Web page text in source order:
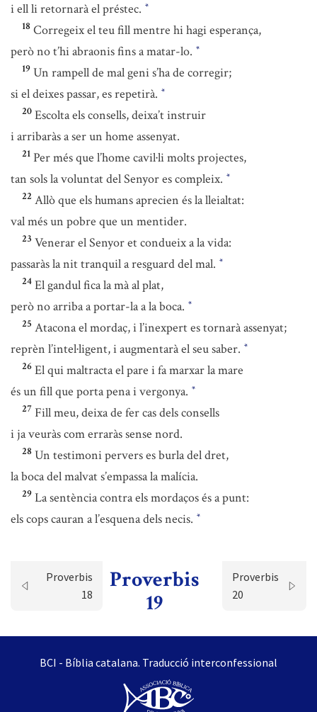
i ell li retornarà el préstec. *
18 Corregeix el teu fill mentre hi hagi esperança,
però no t’hi abraonis fins a matar-lo. *
19 Un rampell de mal geni s’ha de corregir;
si el deixes passar, es repetirà. *
20 Escolta els consells, deixa’t instruir
i arribaràs a ser un home assenyat.
21 Per més que l’home cavil·li molts projectes,
tan sols la voluntat del Senyor es compleix. *
22 Allò que els humans aprecien és la lleialtat:
val més un pobre que un mentider.
23 Venerar el Senyor et condueix a la vida:
passaràs la nit tranquil a resguard del mal. *
24 El gandul fica la mà al plat,
però no arriba a portar-la a la boca. *
25 Atacona el mordaç, i l’inexpert es tornarà assenyat;
reprèn l’intel·ligent, i augmentarà el seu saber. *
26 El qui maltracta el pare i fa marxar la mare
és un fill que porta pena i vergonya. *
27 Fill meu, deixa de fer cas dels consells
i ja veuràs com erraràs sense nord.
28 Un testimoni pervers es burla del dret,
la boca del malvat s’empassa la malícia.
29 La sentència contra els mordaços és a punt:
els cops cauran a l’esquena dels necis. *
Proverbis
18
Proverbis
19
Proverbis
20
BCI - Bíblia catalana. Traducció interconfessional